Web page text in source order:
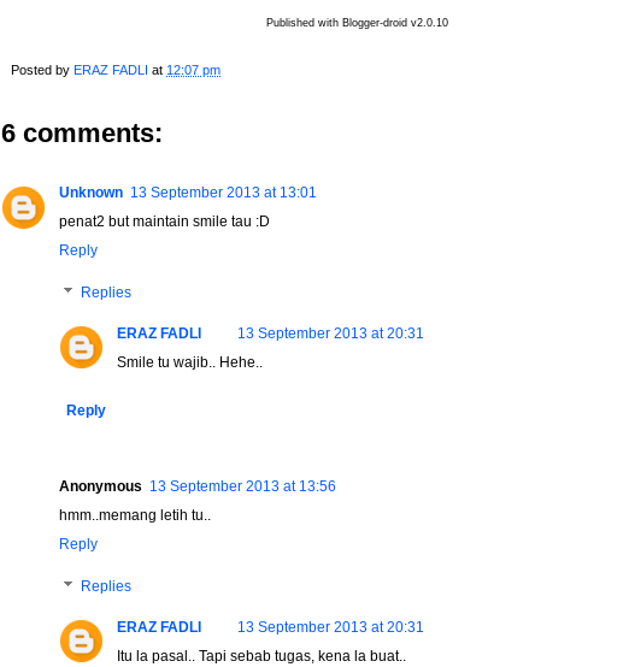
Published with Blogger-droid v2.0.10
Posted by ERAZ FADLI at 12:07 pm
6 comments:
Unknown 13 September 2013 at 13:01
penat2 but maintain smile tau :D
Reply
Replies
ERAZ FADLI
13 September 2013 at 20:31
Smile tu wajib.. Hehe..
Reply
Anonymous 13 September 2013 at 13:56
hmm..memang letih tu..
Reply
Replies
ERAZ FADLI
13 September 2013 at 20:31
Itu la pasal.. Tapi sebab tugas, kena la buat..